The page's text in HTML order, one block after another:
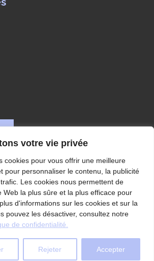
votre vie privée
cookies pour vous offrir une meilleure
pour personnaliser le contenu, la publicité
Les cookies nous permettent de
Web la plus sûre et la plus efficace pour
d'informations sur les cookies et sur la
pouvez les désactiver, consultez notre
de confidentialité.
Rejeter Accepter
1992, Les Rangements Idées-
partenaire de choix pour
des rangements de votre condo ou
et ses environs.